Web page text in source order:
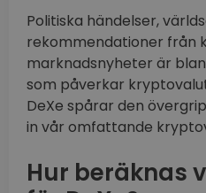
Politiska händelser,
rekommendationer från
marknadsnyheter är
som påverkar
DeXe spårar den
in vår omfattande
Hur beräknas